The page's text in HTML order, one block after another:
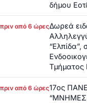
δήμου
πριν από 6 ώρεςΔωρεά
“Ελπίδα”,
Τμήματος
πριν από 6 ώρες17ος
“ΜΝΗΜΕΣ